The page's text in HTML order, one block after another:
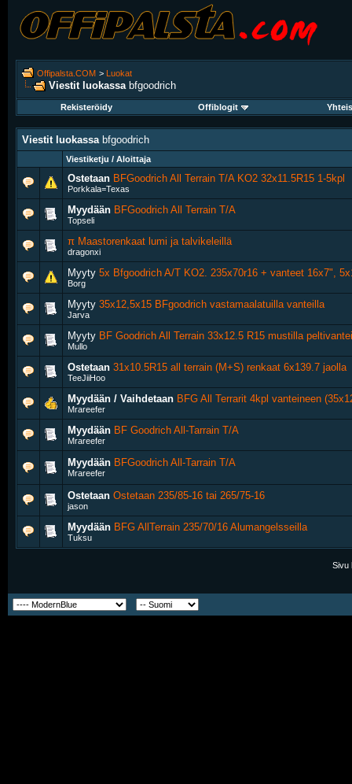
Offipalsta.COM > Luokat
Viestit luokassa bfgoodrich
Rekisteröidy Offiblogit
Viestit luokassa bfgoodrich
Viestiketju / Aloittaja
Ostetaan BFGoodrich All Terrain T/A KO2 32x11.5R15 1-5kpl
Porkkala=Texas
Myydään BFGoodrich All Terrain T/A
Topseli
π Maastorenkaat lumi ja talvikeleillä
dragonxi
Myyty 5x Bfgoodrich A/T KO2. 235x70r16 + vanteet 16x7",
Borg
Myyty 35x12,5x15 BFgoodrich vastamaalatuilla vanteilla
Jarva
Myyty BF Goodrich All Terrain 33x12.5 R15 mustilla
Mullo
Ostetaan 31x10.5R15 all terrain (M+S) renkaat 6x139.7 jaolla
TeeJiiHoo
Myydään / Vaihdetaan BFG All Terrarit 4kpl vanteineen
Mrareefer
Myydään BF Goodrich All-Tarrain T/A
Mrareefer
Myydään BFGoodrich All-Tarrain T/A
Mrareefer
Ostetaan Ostetaan 235/85-16 tai 265/75-16
jason
Myydään BFG AllTerrain 235/70/16 Alumangelsseilla
Tuksu
Sivu